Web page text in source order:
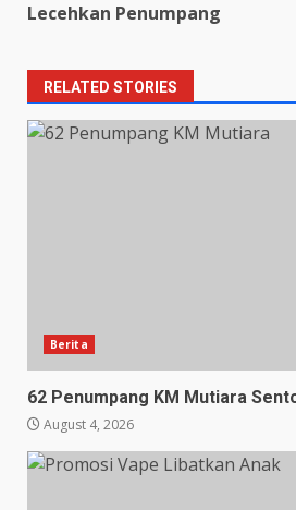
Lecehkan Penumpang
RELATED STORIES
Berita
62 Penumpang KM Mutiara
August 4, 2026